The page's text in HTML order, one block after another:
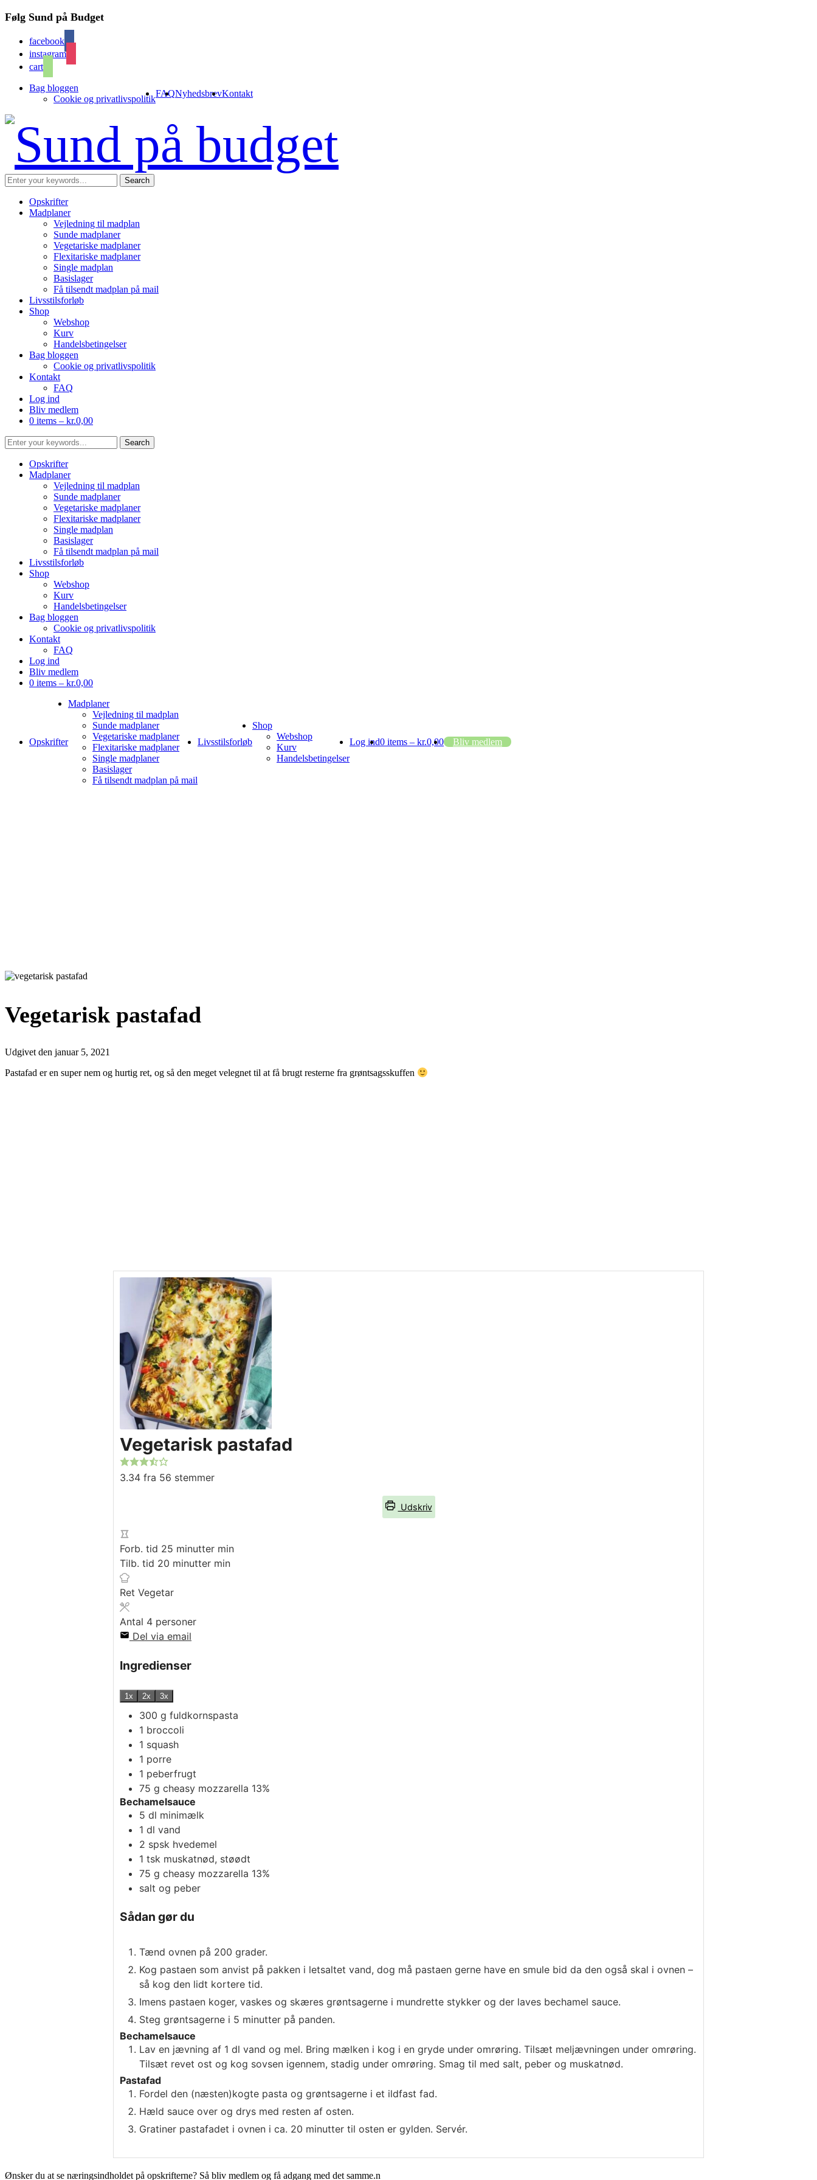
Følg Sund på Budget
facebook
instagram
cart
Bag bloggen
Cookie og privatlivspolitik
FAQNyhedsbrevKontakt
Opskrifter
Madplaner
Vejledning til madplan
Sunde madplaner
Vegetariske madplaner
Flexitariske madplaner
Single madplan
Basislager
Få tilsendt madplan på mail
Livsstilsforløb
Shop
Webshop
Kurv
Handelsbetingelser
Bag bloggen
Cookie og privatlivspolitik
Kontakt
FAQ
Log ind
Bliv medlem
0 items – kr.0,00
Opskrifter
Madplaner
Vejledning til madplan
Sunde madplaner
Vegetariske madplaner
Flexitariske madplaner
Single madplan
Basislager
Få tilsendt madplan på mail
Livsstilsforløb
Shop
Webshop
Kurv
Handelsbetingelser
Bag bloggen
Cookie og privatlivspolitik
Kontakt
FAQ
Log ind
Bliv medlem
0 items – kr.0,00
Opskrifter
Madplaner
Vejledning til madplan
Sunde madplaner
Vegetariske madplaner
Flexitariske madplaner
Single madplaner
Basislager
Få tilsendt madplan på mail
Livsstilsforløb
Shop
Webshop
Kurv
Handelsbetingelser
Log ind Bliv medlem
0 items – kr.0,00
Vegetarisk pastafad
Udgivet den januar 5, 2021
Pastafad er en super nem og hurtig ret, og så den meget velegnet til at få brugt resterne fra grøntsagsskuffen
Vegetarisk pastafad
3.34 fra 56 stemmer
Udskriv
Forb. tid 25 minutter min
Tilb. tid 20 minutter min
Ret Vegetar
Antal 4 personer
Del via email
Ingredienser
1x 2x 3x
300 g fuldkornspasta
1 broccoli
1 squash
1 porre
1 peberfrugt
75 g cheasy mozzarella 13%
Bechamelsauce
5 dl minimælk
1 dl vand
2 spsk hvedemel
1 tsk muskatnød, støødt
75 g cheasy mozzarella 13%
salt og peber
Sådan gør du
Tænd ovnen på 200 grader.
Kog pastaen som anvist på pakken i letsaltet vand, dog må pastaen gerne have en smule bid da den også skal i ovnen –
så kog den lidt kortere tid.
Imens pastaen koger, vaskes og skæres grøntsagerne i mundrette stykker og der laves bechamel sauce.
Steg grøntsagerne i 5 minutter på panden.
Bechamelsauce
Lav en jævning af 1 dl vand og mel. Bring mælken i kog i en gryde under omrøring. Tilsæt meljævningen under omrøring.
Tilsæt revet ost og kog sovsen igennem, stadig under omrøring. Smag til med salt, peber og muskatnød.
Pastafad
Fordel den (næsten)kogte pasta og grøntsagerne i et ildfast fad.
Hæld sauce over og drys med resten af osten.
Gratiner pastafadet i ovnen i ca. 20 minutter til osten er gylden. Servér.
Ønsker du at se næringsindholdet på opskrifterne? Så bliv medlem og få adgang med det samme.n